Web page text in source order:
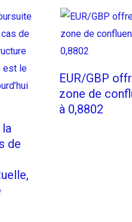
de
EUR/GBP
zone de
à 0,8802